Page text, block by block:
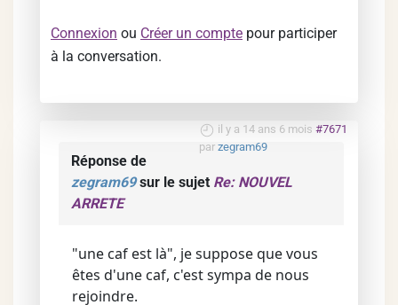
Connexion ou Créer un compte pour participer
à la conversation.
il y a 14 ans 6 mois #7671
par zegram69
Réponse de
zegram69sur le sujet Re: NOUVEL
ARRETE
"une caf est là", je suppose que vous
êtes d'une caf, c'est sympa de nous
rejoindre.